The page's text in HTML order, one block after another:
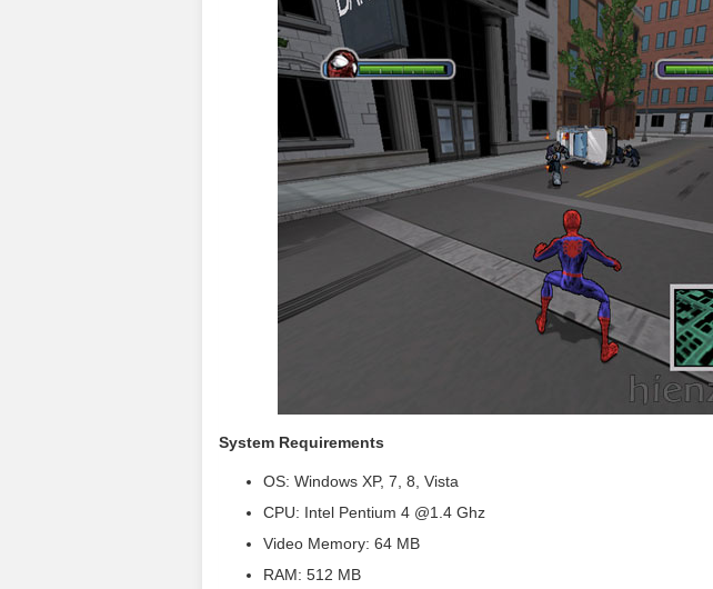
System Requirements
OS: Windows XP, 7, 8, Vista
CPU: Intel Pentium 4 @1.4 Ghz
Video Memory: 64 MB
RAM: 512 MB